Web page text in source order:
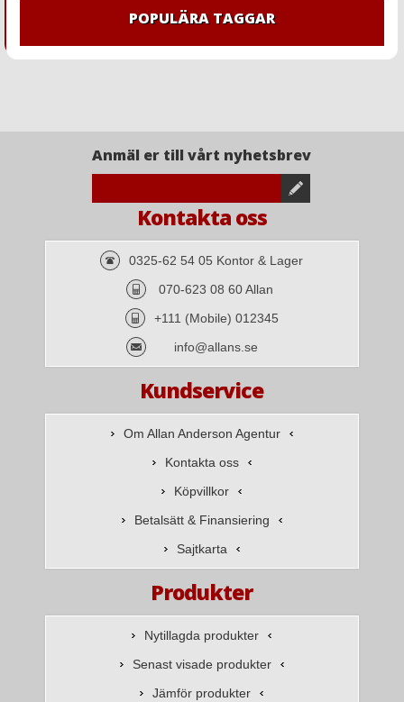
POPULÄRA TAGGAR
Anmäl er till vårt nyhetsbrev
Kontakta oss
0325-62 54 05 Kontor & Lager
070-623 08 60 Allan
+111 (Mobile) 012345
info@allans.se
Kundservice
Om Allan Anderson Agentur
Kontakta oss
Köpvillkor
Betalsätt & Finansiering
Sajtkarta
Produkter
Nytillagda produkter
Senast visade produkter
Jämför produkter